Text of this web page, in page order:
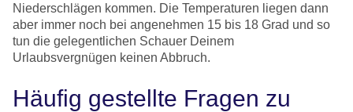
Niederschlägen kommen. Die Temperaturen liegen dann
aber immer noch bei angenehmen 15 bis 18 Grad und so
tun die gelegentlichen Schauer Deinem
Urlaubsvergnügen keinen Abbruch.
Häufig gestellte Fragen zu